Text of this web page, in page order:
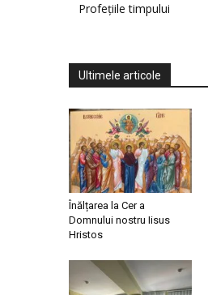
Profețiile timpului
Ultimele articole
Înălțarea la Cer a
Domnului nostru Iisus
Hristos